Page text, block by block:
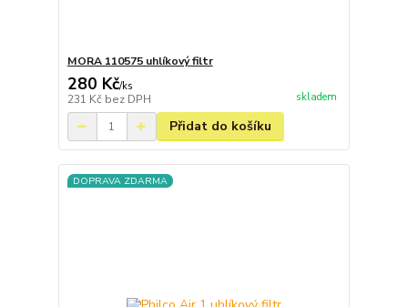
MORA 110575 uhlíkový filtr
280 Kč/ks
231 Kč bez DPH skladem
Přidat do košíku
DOPRAVA ZDARMA